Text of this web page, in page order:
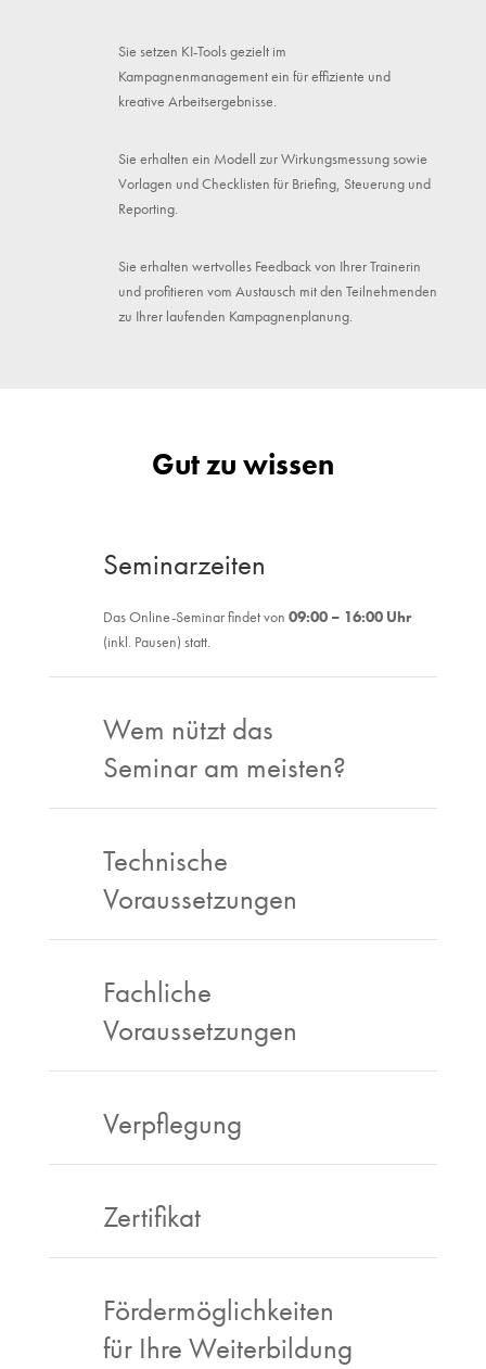
Sie setzen KI-Tools gezielt im
Kampagnenmanagement ein für effiziente und
kreative Arbeitsergebnisse.
Sie erhalten ein Modell zur Wirkungsmessung sowie
Vorlagen und Checklisten für Briefing, Steuerung und
Reporting.
Sie erhalten wertvolles Feedback von Ihrer Trainerin
und profitieren vom Austausch mit den Teilnehmenden
zu Ihrer laufenden Kampagnenplanung.
Gut zu wissen
Seminarzeiten
Das Online-Seminar findet von 09:00 – 16:00 Uhr
(inkl. Pausen) statt.
Wem nützt das
Seminar am meisten?
Technische
Voraussetzungen
Fachliche
Voraussetzungen
Verpflegung
Zertifikat
Fördermöglichkeiten
für Ihre Weiterbildung